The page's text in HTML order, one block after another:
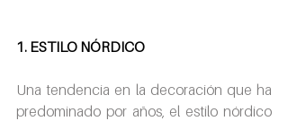
1. ESTILO NÓRDICO
Una tendencia en la decoración que ha
predominado por años, el estilo nórdico